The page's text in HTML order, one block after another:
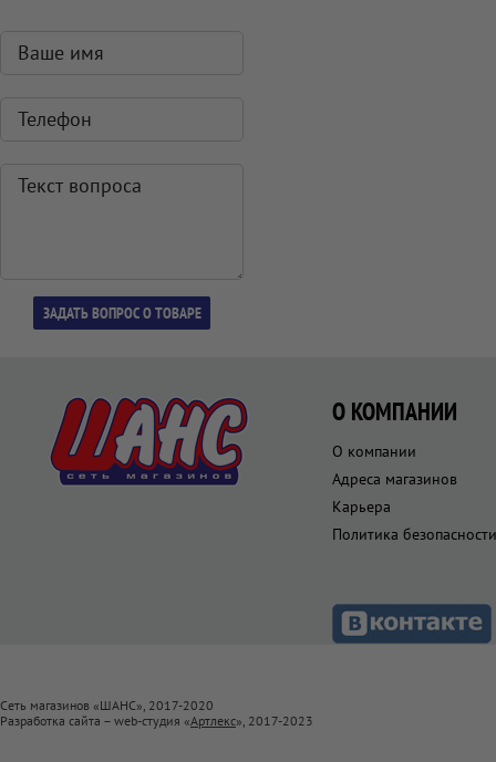
О КОМПАНИИ
О компании
Адреса магазинов
Карьера
Политика безопасности
Сеть магазинов «ШАНС», 2017-2020
Разработка сайта – web-студия «Артлекс», 2017-2023